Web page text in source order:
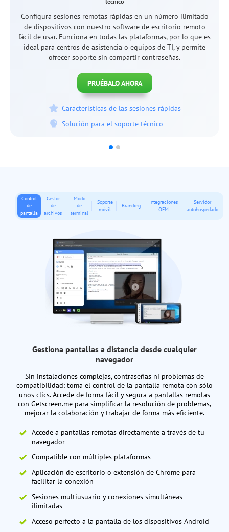
sin supervisión constante ni participación del usuario final.
Es perfecto para la administración continua de sistemas o el
acceso sin supervisión a dispositivos de la oficina o
personales.
PRUÉBALO AHORA
Características del acceso permanente
Solución para la administración de TI
Control
de
pantalla
Gestor
de
archivos
Modo
de
terminal
Soporte
móvil
Branding
Integraciones
OEM
Servidor
autohospedado
Gestiona pantallas a distancia desde cualquier
navegador
Sin instalaciones complejas, contraseñas ni problemas de
compatibilidad: toma el control de la pantalla remota con sólo
unos clics. Accede de forma fácil y segura a pantallas remotas
con Getscreen.me para simplificar la resolución de problemas,
mejorar la colaboración y trabajar de forma más eficiente.
Accede a pantallas remotas directamente a través de tu
navegador
Compatible con múltiples plataformas
Aplicación de escritorio o extensión de Chrome para
facilitar la conexión
Sesiones multiusuario y conexiones simultáneas
ilimitadas
Acceso perfecto a la pantalla de los dispositivos Android